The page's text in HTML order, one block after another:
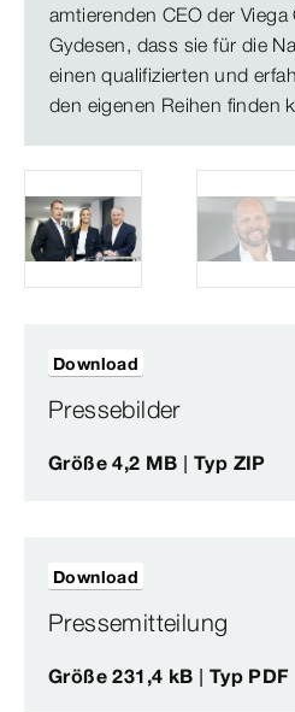
amtierenden CEO der
Gydesen, dass sie für die
einen qualifizierten und
den eigenen Reihen finden
Pressebilder
Größe 4,2 MB | Typ ZIP
Download
Pressemitteilung
Größe 231,4 kB | Typ PDF
Download